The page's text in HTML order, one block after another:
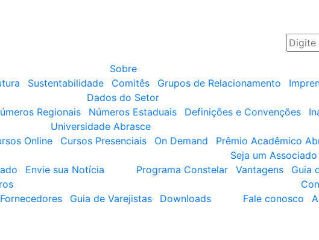
Sobre
Sustentabilidade Comitês Grupos de Relacionamento
Dados do Setor
Regionais Números Estaduais Definições e Convenções
Universidade Abrasce
Online Cursos Presenciais On Demand Prêmio Acadêmico
Envie sua Notícia
Seja um Associado
Programa Constelar
Vantagens Guia
Guia de Varejistas Downloads
Fale conosco